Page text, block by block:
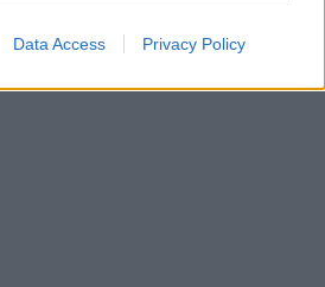
Data Access Privacy Policy